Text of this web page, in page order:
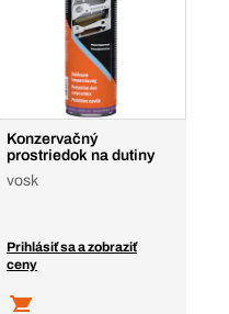
Konzervačný
prostriedok na dutiny
vosk
Prihlásiť sa a zobraziť
ceny